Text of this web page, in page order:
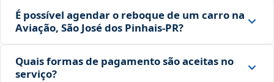
É possível agendar o reboque de um carro na
Aviação, São José dos Pinhais‑PR?
Quais formas de pagamento são aceitas no
serviço?